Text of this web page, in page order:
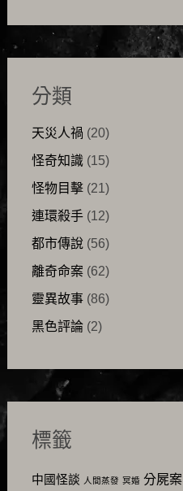
分類
天災人禍 (20)
怪奇知識(15)
怪物目擊(21)
連環殺手(12)
都市傳說(56)
離奇命案(62)
靈異故事(86)
黑色評論(2)
標籤
中國怪談 人間蒸發 冥婚 分屍案